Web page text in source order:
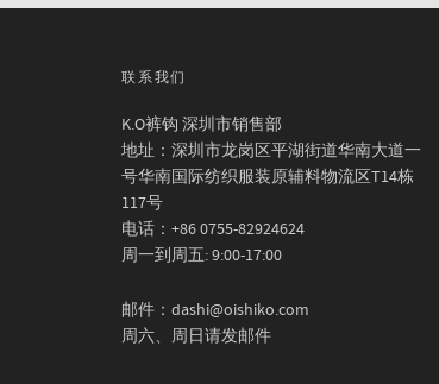
联系我们
K.O裤钩 深圳市销售部
地址：深圳市龙岗区平湖街道华南大道一
号华南国际纺织服装原辅料物流区T14栋
117号
电话：+86 0755-82924624
周一到周五: 9:00-17:00
邮件：dashi@oishiko.com
周六、周日请发邮件